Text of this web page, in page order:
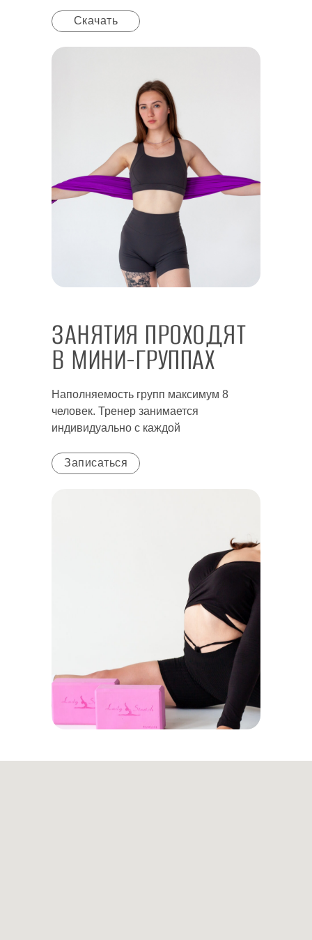
Скачать
ЗАНЯТИЯ ПРОХОДЯТ
В МИНИ-ГРУППАХ
Наполняемость групп максимум 8
человек. Тренер занимается
индивидуально с каждой
Записаться